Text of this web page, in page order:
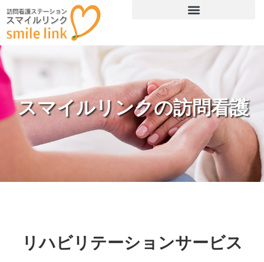
スマイルリンクの訪問看護
リハビリテーションサービス